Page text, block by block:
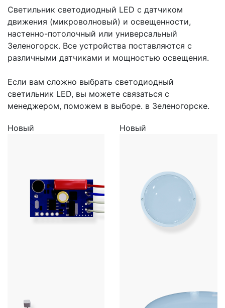
Светильник светодиодный LED с датчиком
движения (микроволновый) и освещенности,
настенно-потолочный или универсальный
Зеленогорск. Все устройства поставляются с
различными датчиками и мощностью освещения.
Если вам сложно выбрать светодиодный
светильник LED, вы можете связаться с
менеджером, поможем в выборе. в Зеленогорске.
Новый Новый